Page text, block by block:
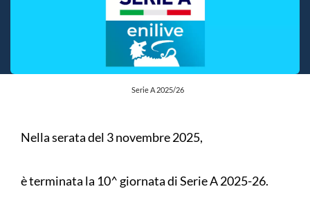
Serie A 2025/26
Nella serata del 3 novembre 2025,
è terminata la 10^ giornata di Serie A 2025-26.